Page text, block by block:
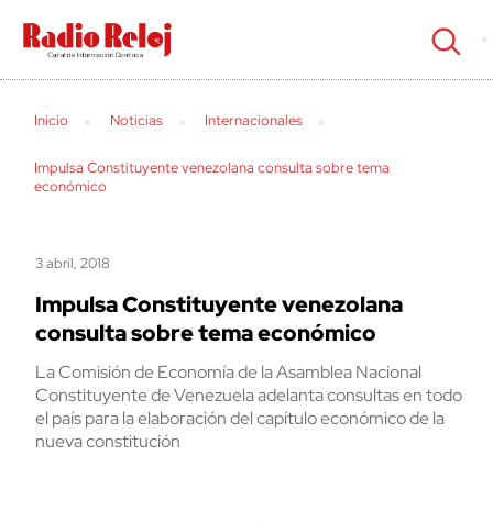
cerrar
Inicio Noticias Internacionales
Impulsa Constituyente venezolana consulta sobre tema
económico
3 abril, 2018
Impulsa Constituyente venezolana
consulta sobre tema económico
La Comisión de Economía de la Asamblea Nacional
Constituyente de Venezuela adelanta consultas en todo
el país para la elaboración del capítulo económico de la
nueva constitución